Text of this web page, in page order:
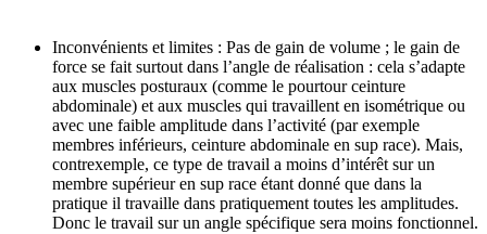
Inconvénients et limites : Pas de gain de volume ; le gain de
force se fait surtout dans l’angle de réalisation : cela s’adapte
aux muscles posturaux (comme le pourtour ceinture
abdominale) et aux muscles qui travaillent en isométrique ou
avec une faible amplitude dans l’activité (par exemple
membres inférieurs, ceinture abdominale en sup race). Mais,
contrexemple, ce type de travail a moins d’intérêt sur un
membre supérieur en sup race étant donné que dans la
pratique il travaille dans pratiquement toutes les amplitudes.
Donc le travail sur un angle spécifique sera moins fonctionnel.